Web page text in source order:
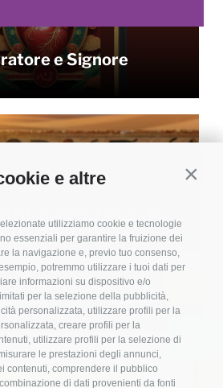
e altre
utilizziamo cookie e tecnologie
essenziali per garantire la fruizione dei
la navigazione e, previo tuo consenso,
potremmo utilizzare i tuoi dati per
informazioni su dispositivo e/o
per la selezione della pubblicità,
personalizzata, utilizzare profili per la
creare profili per la
utilizzare profili per la selezione di
le prestazioni degli annunci,
contenuti, comprendere il pubblico
di dati provenienti da fonti
e Signore
Khalahari, l’anguria:
territorio
Magazine – maggio